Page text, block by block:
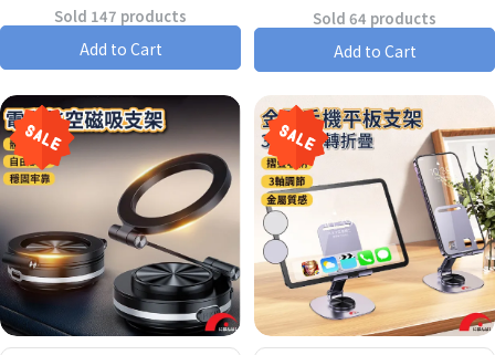
Sold 147 products
Add to Cart
Sold 64 products
Add to Cart